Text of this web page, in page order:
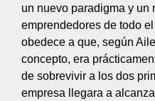
un nuevo paradigma y un
emprendedores de todo
obedece a que, según
concepto, era
de sobrevivir a los dos
empresa llegara a